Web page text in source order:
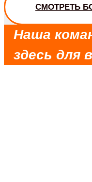
СМОТРЕТЬ
Наша
здесь для